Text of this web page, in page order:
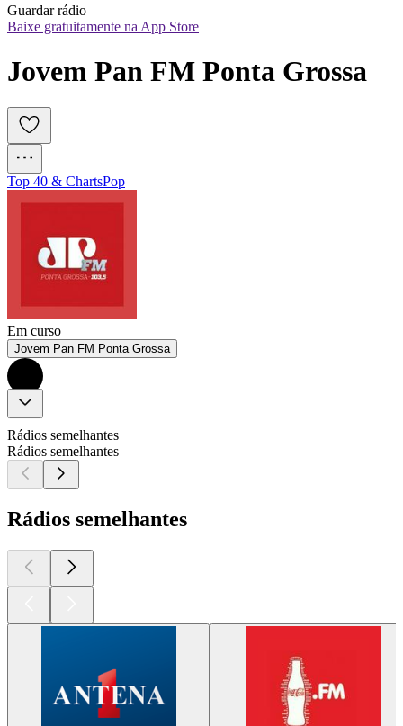
Guardar rádio
Baixe gratuitamente na App Store
Jovem Pan FM Ponta Grossa
Top 40 & ChartsPop
Em curso
Jovem Pan FM Ponta Grossa
Rádios semelhantes
Rádios semelhantes
Rádios semelhantes